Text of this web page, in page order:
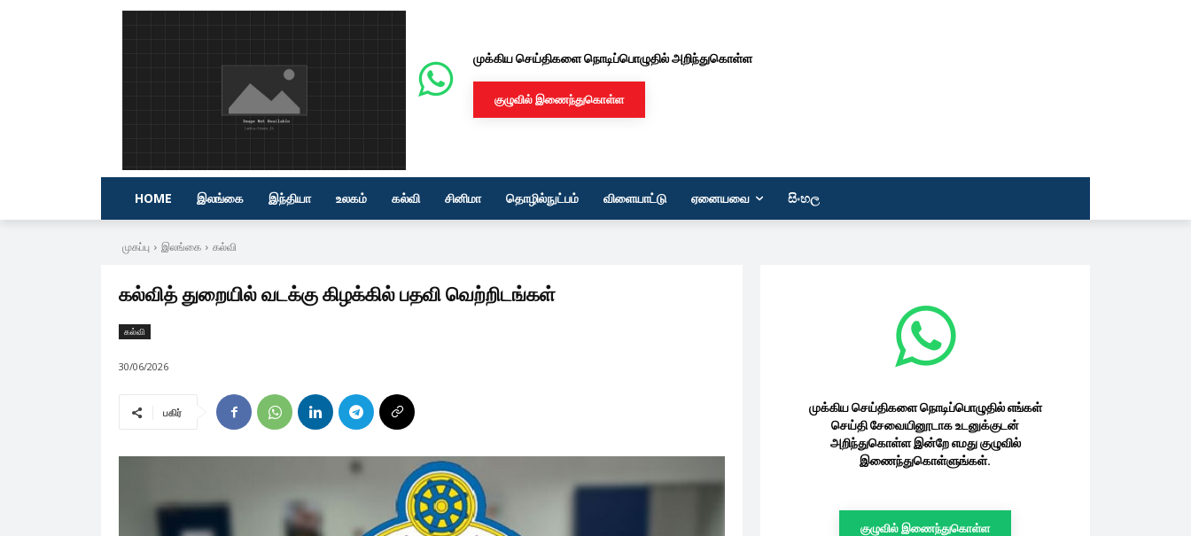
முக்கிய செய்திகளை நொடிப்பொழுதில் அறிந்துகொள்ள
குழுவில் இணைந்துகொள்ள
HOME இலங்கை இந்தியா உலகம் கல்வி சினிமா தொழில்நுட்பம் விளையாட்டு ஏனையவை සිංහල
முகப்பு இலங்கை கல்வி
கல்வித் துறையில் வடக்கு கிழக்கில் பதவி வெற்றிடங்கள்
கல்வி
30/06/2026
பகிர்
முக்கிய செய்திகளை நொடிப்பொழுதில் எங்கள்
செய்தி சேவையினூடாக உடனுக்குடன்
அறிந்துகொள்ள இன்றே எமது குழுவில்
இணைந்துகொள்ளுங்கள்.
குழுவில் இணைந்துகொள்ள